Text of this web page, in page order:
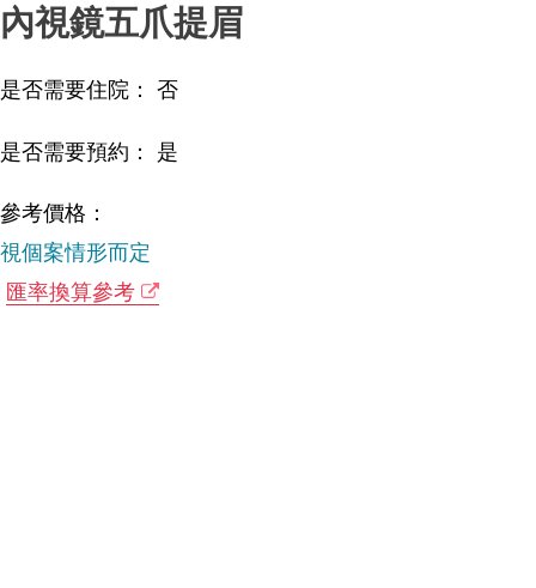
內視鏡五爪提眉
是否需要住院： 否
是否需要預約： 是
參考價格：
視個案情形而定
匯率換算參考